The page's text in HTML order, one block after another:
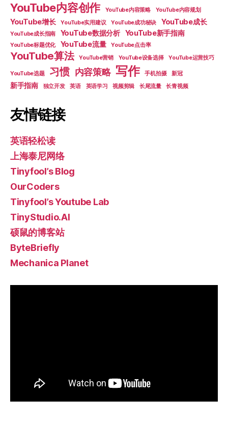
YouTube内容创作 YouTube内容策略 YouTube内容规划
YouTube增长 YouTube实用建议 YouTube成功秘诀 YouTube成长
YouTube成长指南 YouTube数据分析 YouTube新手指南
YouTube标题优化 YouTube流量 YouTube点击率
YouTube算法 YouTube营销 YouTube设备选择 YouTube运营技巧
YouTube选题 习惯 内容策略 写作 手机拍摄 新冠
新手指南 独立开发 英语 英语学习 视频剪辑 长尾流量 长青视频
友情链接
英语轻松读
上海泰尼网络
Tinyfool’s Blog
OurCoders
Tinyfool’s Youtube Lab
TinyStudio.AI
硕鼠的博客站
ByteBriefly
Mechanica Planet